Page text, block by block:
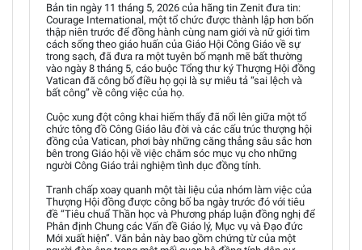
Bản tin ngày 11 tháng 5, 2026 của hãng tin Zenit đưa tin:
Courage International, một tổ chức được thành lập hơn bốn
thập niên trước để đồng hành cùng nam giới và nữ giới tìm
cách sống theo giáo huấn của Giáo Hội Công Giáo về sự
trong sạch, đã đưa ra một tuyên bố mạnh mẽ bất thường
vào ngày 8 tháng 5, cáo buộc Tổng thư ký Thượng Hội đồng
Vatican đã công bố điều họ gọi là sự miêu tả “sai lệch và
bất công” về công việc của họ.
Cuộc xung đột công khai hiếm thấy đã nổi lên giữa một tổ
chức tông đồ Công Giáo lâu đời và các cấu trúc thượng hội
đồng của Vatican, phơi bày những căng thẳng sâu sắc hơn
bên trong Giáo hội về việc chăm sóc mục vụ cho những
người Công Giáo trải nghiệm tình dục đồng tính.
Tranh chấp xoay quanh một tài liệu của nhóm làm việc của
Thượng Hội đồng được công bố ba ngày trước đó với tiêu
đề “Tiêu chuẩ Thần học và Phương pháp luận đồng nghị để
Phân định Chung các Vấn đề Giáo lý, Mục vụ và Đạo đức
Mới xuất hiện”. Văn bản này bao gồm chứng từ của một